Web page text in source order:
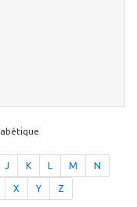
J K L M N
X Y Z